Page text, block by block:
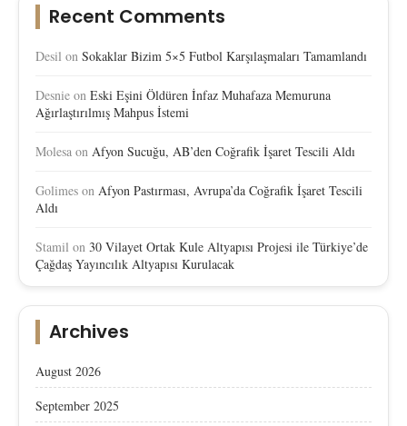
Recent Comments
Desil on Sokaklar Bizim 5×5 Futbol Karşılaşmaları Tamamlandı
Desnie on Eski Eşini Öldüren İnfaz Muhafaza Memuruna
Ağırlaştırılmış Mahpus İstemi
Molesa on Afyon Sucuğu, AB’den Coğrafik İşaret Tescili Aldı
Golimes on Afyon Pastırması, Avrupa’da Coğrafik İşaret Tescili
Aldı
Stamil on 30 Vilayet Ortak Kule Altyapısı Projesi ile Türkiye’de
Çağdaş Yayıncılık Altyapısı Kurulacak
Archives
August 2026
September 2025